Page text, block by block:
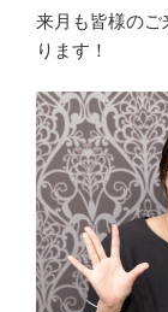
来月も皆様のご
ります！